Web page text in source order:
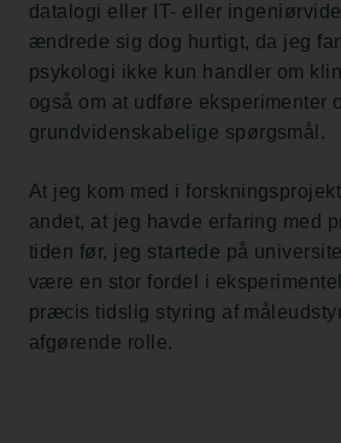
datalogi eller IT- eller
ændrede sig dog hurtigt, da jeg
psykologi ikke kun handler om
også om at udføre eksperimenter
grundvidenskabelige spørgsmål.
At jeg kom med i
andet, at jeg havde erfaring med
tiden før, jeg startede på
være en stor fordel i
præcis tidslig styring af
afgørende rolle.